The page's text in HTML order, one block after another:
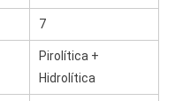
7
Pirolítica +
Hidrolítica